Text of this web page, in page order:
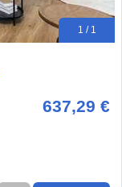
1 / 1
637,29 €